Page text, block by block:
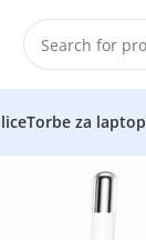
Torbe za laptop